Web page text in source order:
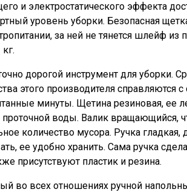
и электростатического эффекта
уровень уборки. Безопасная
за ней не тянется шлейф из
дорогой инструмент для уборки.
этого производителя
минуты. Щетина резиновая, ее
воды. Валик вращающийся,
количество мусора. Ручка гладкая,
ее удобно хранить. Сама ручка
присутствуют пластик и резина.
во всех отношениях ручной